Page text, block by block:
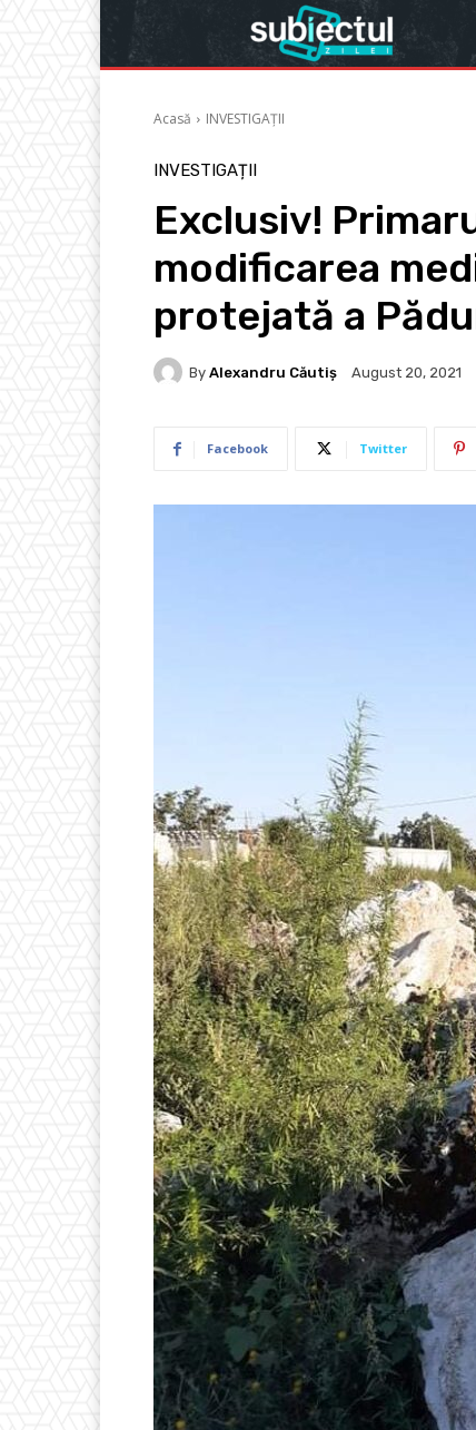
Acasă INVESTIGAȚII
INVESTIGAȚII
Exclusiv!
modificarea
protejată a
By Alexandru Căutiș August 20, 2021
Facebook Twitter